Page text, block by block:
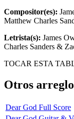
Compositor(es):
Matthew Charles
Letrista(s): James
Charles Sanders &
TOCAR ESTA
Otros
Dear God Full Score